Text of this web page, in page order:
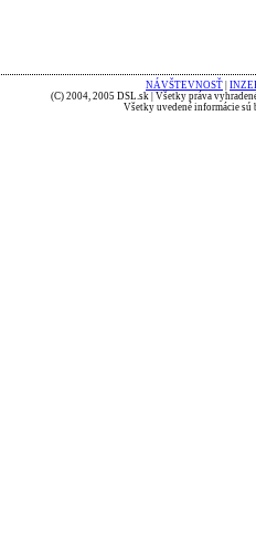
NÁVŠTEVNOSŤ
(C) 2004, 2005 DSL.sk | Všetky práva
Všetky uvedené informácie sú